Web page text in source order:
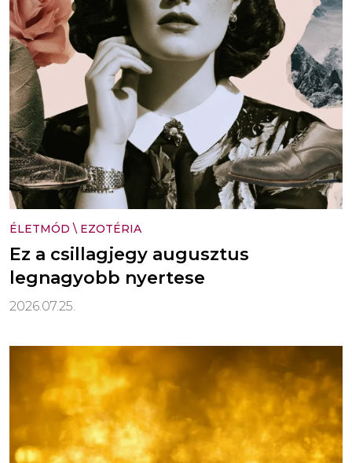
ÉLETMÓD \ EZOTÉRIA
Ez a csillagjegy augusztus
legnagyobb nyertese
2026.07.25.